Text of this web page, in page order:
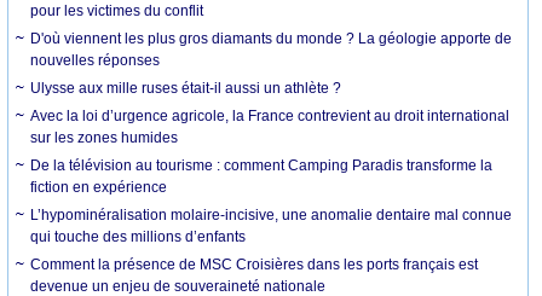
pour les victimes du conflit
D'où viennent les plus gros diamants du monde ? La géologie apporte de
nouvelles réponses
Ulysse aux mille ruses était-il aussi un athlète ?
Avec la loi d’urgence agricole, la France contrevient au droit international
sur les zones humides
De la télévision au tourisme : comment Camping Paradis transforme la
fiction en expérience
L’hypominéralisation molaire-incisive, une anomalie dentaire mal connue
qui touche des millions d’enfants
Comment la présence de MSC Croisières dans les ports français est
devenue un enjeu de souveraineté nationale